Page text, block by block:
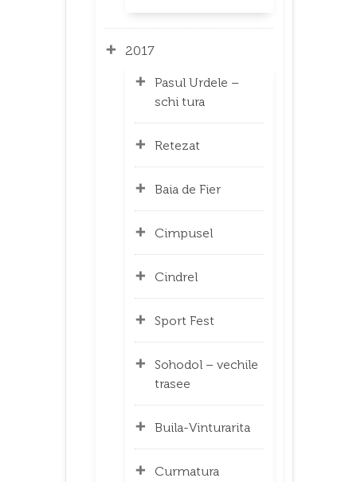
2017
Pasul Urdele –
schi tura
Retezat
Baia de Fier
Cimpusel
Cindrel
Sport Fest
Sohodol – vechile
trasee
Buila-Vinturarita
Curmatura